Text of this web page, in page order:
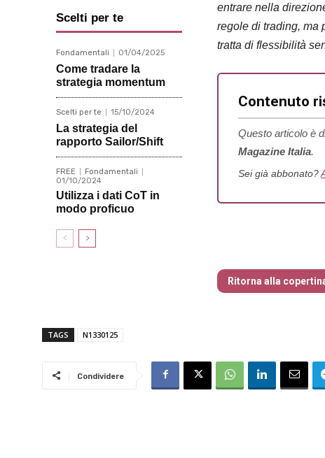
Scelti per te
Fondamentali 01/04/2025
Come tradare la
strategia momentum
Scelti per te 15/10/2024
La strategia del
rapporto Sailor/Shift
FREE
Fondamentali
01/10/2024
Utilizza i dati CoT in
modo proficuo
entrare nella
regole di trading, ma
tratta di flessibilità
Contenuto
Questo articolo è
Magazine Italia.
Sei già abbonato?
Ritorna alla
TAGS N1330125
Condividere